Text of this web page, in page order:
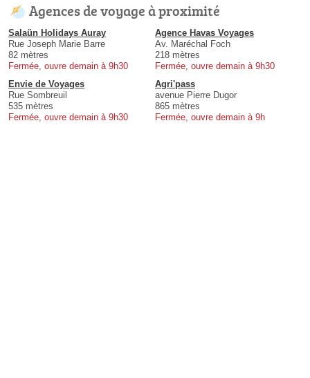
Agences de voyage à proximité
Salaün Holidays Auray
Rue Joseph Marie Barre
82 mètres
Fermée, ouvre demain à 9h30
Agence Havas Voyages
Av. Maréchal Foch
218 mètres
Fermée, ouvre demain à 9h30
Envie de Voyages
Rue Sombreuil
535 mètres
Fermée, ouvre demain à 9h30
Agri'pass
avenue Pierre Dugor
865 mètres
Fermée, ouvre demain à 9h